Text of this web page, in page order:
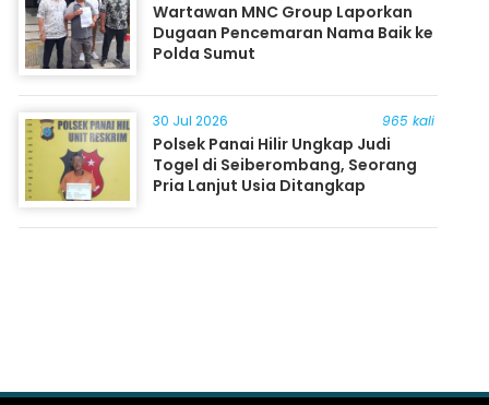
Wartawan MNC Group Laporkan
Dugaan Pencemaran Nama Baik ke
Polda Sumut
30 Jul 2026 965 kali
Polsek Panai Hilir Ungkap Judi
Togel di Seiberombang, Seorang
Pria Lanjut Usia Ditangkap